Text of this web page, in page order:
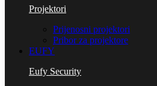
Projektori
Prijenosni projektori
Pribor za projektore
EUFY
Eufy Security